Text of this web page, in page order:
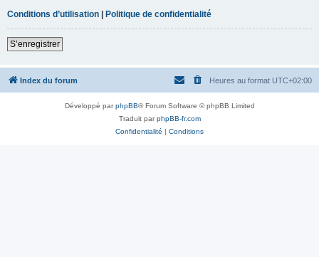
Conditions d’utilisation | Politique de confidentialité
S’enregistrer
Index du forum Heures au format UTC+02:00
Développé parphpBB® Forum Software © phpBB Limited
Traduit parphpBB-fr.com
Confidentialité | Conditions